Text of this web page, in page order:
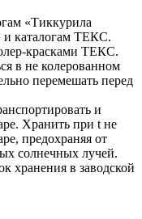
«Тиккурила
каталогам ТЕКС.
красками ТЕКС.
в не колерованном
перемешать перед
и
Хранить при t не
предохраняя от
солнечных лучей.
хранения в заводской